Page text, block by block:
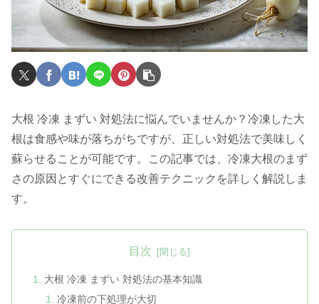
大根 冷凍 まずい 対処法に悩んでいませんか？冷凍した大
根は食感や味が落ちがちですが、正しい対処法で美味しく
蘇らせることが可能です。この記事では、冷凍大根のまず
さの原因とすぐにできる改善テクニックを詳しく解説しま
す。
目次
大根 冷凍 まずい 対処法の基本知識
冷凍前の下処理が大切